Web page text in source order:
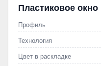
Пластиковое
Профиль
Технология
Цвет в раскладке